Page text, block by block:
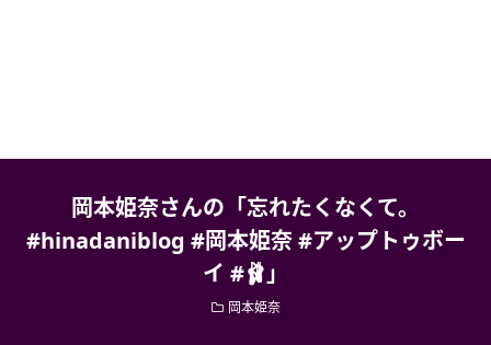
岡本姫奈さんの「忘れたくなくて。
#hinadaniblog #岡本姫奈 #アップトゥボー
イ #🩰」
岡本姫奈